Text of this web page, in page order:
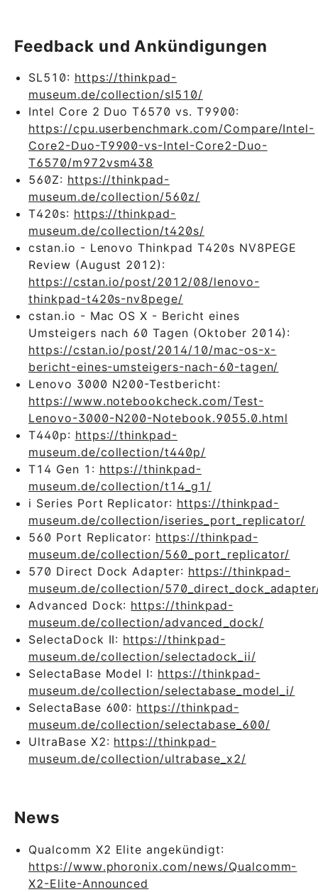
Feedback und Ankündigungen
SL510: https://thinkpad-
museum.de/collection/sl510/
Intel Core 2 Duo T6570 vs. T9900:
https://cpu.userbenchmark.com/Compare/Intel-
Core2-Duo-T9900-vs-Intel-Core2-Duo-
T6570/m972vsm438
560Z: https://thinkpad-
museum.de/collection/560z/
T420s: https://thinkpad-
museum.de/collection/t420s/
cstan.io - Lenovo Thinkpad T420s NV8PEGE
Review (August 2012):
https://cstan.io/post/2012/08/lenovo-
thinkpad-t420s-nv8pege/
cstan.io - Mac OS X - Bericht eines
Umsteigers nach 60 Tagen (Oktober 2014):
https://cstan.io/post/2014/10/mac-os-x-
bericht-eines-umsteigers-nach-60-tagen/
Lenovo 3000 N200-Testbericht:
https://www.notebookcheck.com/Test-
Lenovo-3000-N200-Notebook.9055.0.html
T440p: https://thinkpad-
museum.de/collection/t440p/
T14 Gen 1: https://thinkpad-
museum.de/collection/t14_g1/
i Series Port Replicator: https://thinkpad-
museum.de/collection/iseries_port_replicator/
560 Port Replicator: https://thinkpad-
museum.de/collection/560_port_replicator/
570 Direct Dock Adapter: https://thinkpad-
museum.de/collection/
Advanced Dock: https://thinkpad-
museum.de/collection/advanced_dock/
SelectaDock II: https://thinkpad-
museum.de/collection/selectadock_ii/
SelectaBase Model I: https://thinkpad-
museum.de/collection/selectabase_model_i/
SelectaBase 600: https://thinkpad-
museum.de/collection/selectabase_600/
UltraBase X2: https://thinkpad-
museum.de/collection/ultrabase_x2/
News
Qualcomm X2 Elite angekündigt:
https://www.phoronix.com/news/Qualcomm-
X2-Elite-Announced